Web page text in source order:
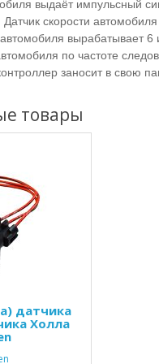
выдаёт импульсный
скорости
автомобиля вырабатывает
по частоте
заносит в свою
товары
датчика
Холла